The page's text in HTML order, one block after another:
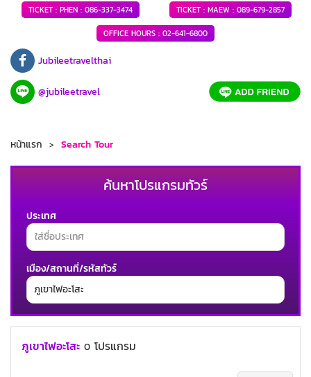
TICKET : PHEN :086-337-3474 TICKET : MAEW : 089-679-2857
OFFICE HOURS : 02-641-6800
Jubileetravelthai
@jubileetravel
หน้าแรก Search Tour
ค้นหาโปรแกรมทัวร์
ประเทศ
เมือง/สถานที่/รหัสทัวร์
ภูเขาไฟอะโสะ 0 โปรแกรม